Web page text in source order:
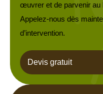
œuvrer et de parvenir au
Appelez-nous dès
d’intervention.
Devis gratuit